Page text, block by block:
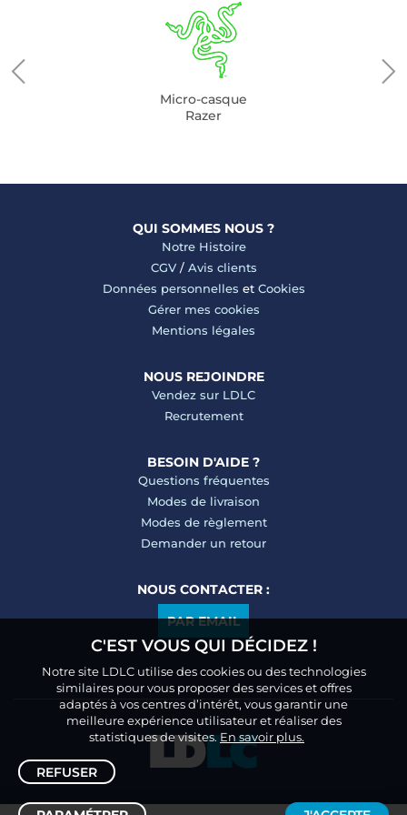
Micro-casque
Razer
QUI SOMMES NOUS ?
Notre Histoire
CGV/ Avis clients
Données personnelles et Cookies
Gérer mes cookies
Mentions légales
NOUS REJOINDRE
Vendez sur LDLC
Recrutement
BESOIN D'AIDE ?
Questions fréquentes
Modes de livraison
Modes de règlement
Demander un retour
NOUS CONTACTER :
PAR EMAIL
C'EST VOUS QUI DÉCIDEZ !
Notre site LDLC utilise des cookies ou des technologies
similaires pour vous proposer des services et offres
adaptés à vos centres d’intérêt, vous garantir une
meilleure expérience utilisateur et réaliser des
statistiques de visites.En savoir plus.
REFUSER